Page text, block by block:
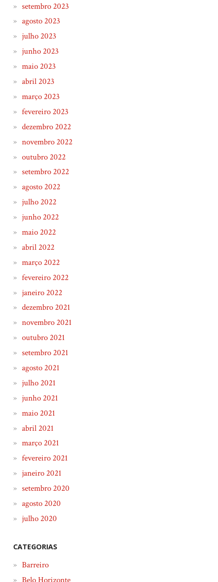
setembro 2023
agosto 2023
julho 2023
junho 2023
maio 2023
abril 2023
março 2023
fevereiro 2023
dezembro 2022
novembro 2022
outubro 2022
setembro 2022
agosto 2022
julho 2022
junho 2022
maio 2022
abril 2022
março 2022
fevereiro 2022
janeiro 2022
dezembro 2021
novembro 2021
outubro 2021
setembro 2021
agosto 2021
julho 2021
junho 2021
maio 2021
abril 2021
março 2021
fevereiro 2021
janeiro 2021
setembro 2020
agosto 2020
julho 2020
CATEGORIAS
Barreiro